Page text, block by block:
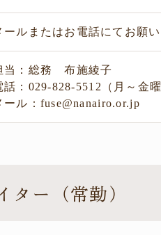
ールまたはお電話にてお願い
当：総務 布施綾子
話：029-828-5512（月～金
ール：fuse@nanairo.or.jp
ー（常勤）